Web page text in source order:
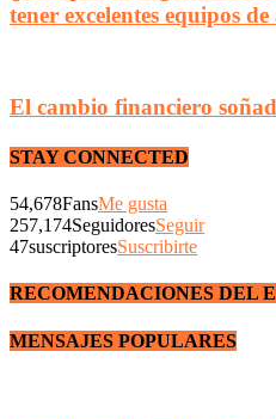
tener excelentes equipos
El cambio financiero
STAY CONNECTED
54,678FansMe gusta
257,174SeguidoresSeguir
47suscriptoresSuscribirte
RECOMENDACIONES DEL
MENSAJES POPULARES